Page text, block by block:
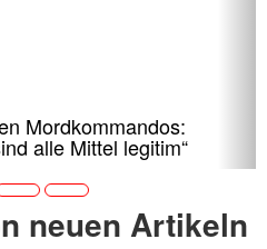
Mordkommandos:
alle Mittel legitim“
neuen Artikeln